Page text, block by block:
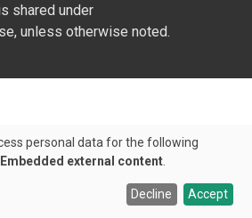
shared under
unless otherwise noted.
- Università degli Studi di Padova
personal data for the following
external content
Decline Accept